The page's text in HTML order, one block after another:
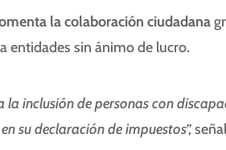
la colaboración ciudadana
entidades sin ánimo de lucro.
inclusión de personas con
su declaración de impuestos”,